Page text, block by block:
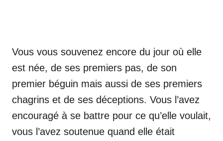
Vous vous souvenez encore du jour où elle
est née, de ses premiers pas, de son
premier béguin mais aussi de ses premiers
chagrins et de ses déceptions. Vous l’avez
encouragé à se battre pour ce qu’elle voulait,
vous l’avez soutenue quand elle était